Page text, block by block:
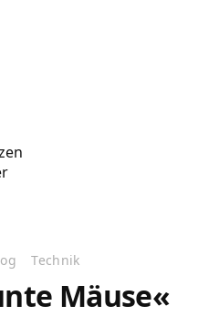
Technik
Mäuse«